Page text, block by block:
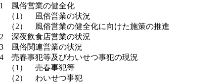
風俗営業の健全化
1） 風俗営業の状況
2） 風俗営業の健全化に向けた施策の推進
深夜飲食店営業の状況
風俗関連営業の状況
売春事犯等及びわいせつ事犯の現況
1） 売春事犯等
2） わいせつ事犯